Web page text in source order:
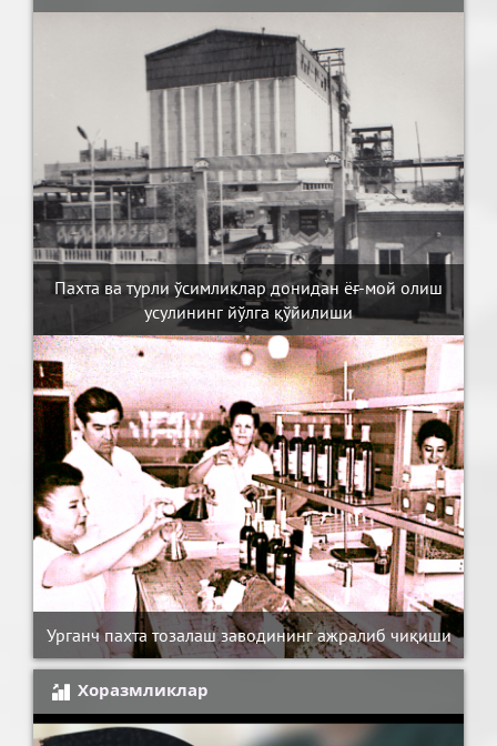
Пахта ва турли ўсимликлар донидан ёғ-мой олиш
усулининг йўлга қўйилиши
Урганч пахта тозалаш заводининг ажралиб чиқиши
Хоразмликлар